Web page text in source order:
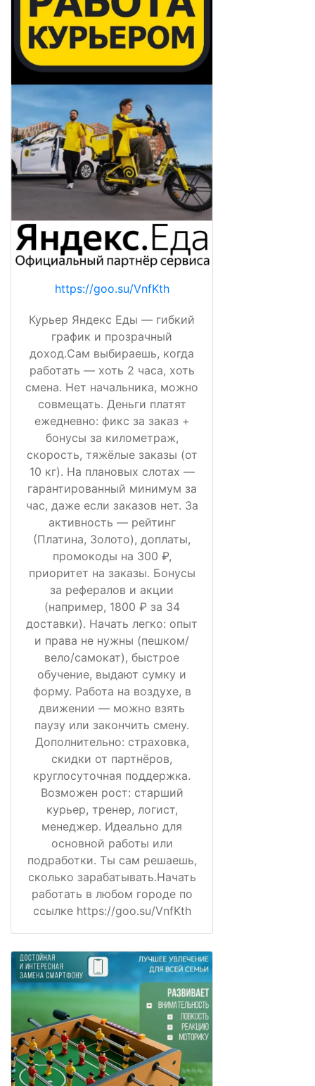
https://goo.su/VnfKth
Курьер Яндекс Еды — гибкий
график и прозрачный
доход.Сам выбираешь, когда
работать — хоть 2 часа, хоть
смена. Нет начальника, можно
совмещать. Деньги платят
ежедневно: фикс за заказ +
бонусы за километраж,
скорость, тяжёлые заказы (от
10 кг). На плановых слотах —
гарантированный минимум за
час, даже если заказов нет. За
активность — рейтинг
(Платина, Золото), доплаты,
промокоды на 300 ₽,
приоритет на заказы. Бонусы
за рефералов и акции
(например, 1800 ₽ за 34
доставки). Начать легко: опыт
и права не нужны (пешком/
вело/самокат), быстрое
обучение, выдают сумку и
форму. Работа на воздухе, в
движении — можно взять
паузу или закончить смену.
Дополнительно: страховка,
скидки от партнёров,
круглосуточная поддержка.
Возможен рост: старший
курьер, тренер, логист,
менеджер. Идеально для
основной работы или
подработки. Ты сам решаешь,
сколько зарабатывать.Начать
работать в любом городе по
ссылке https://goo.su/VnfKth